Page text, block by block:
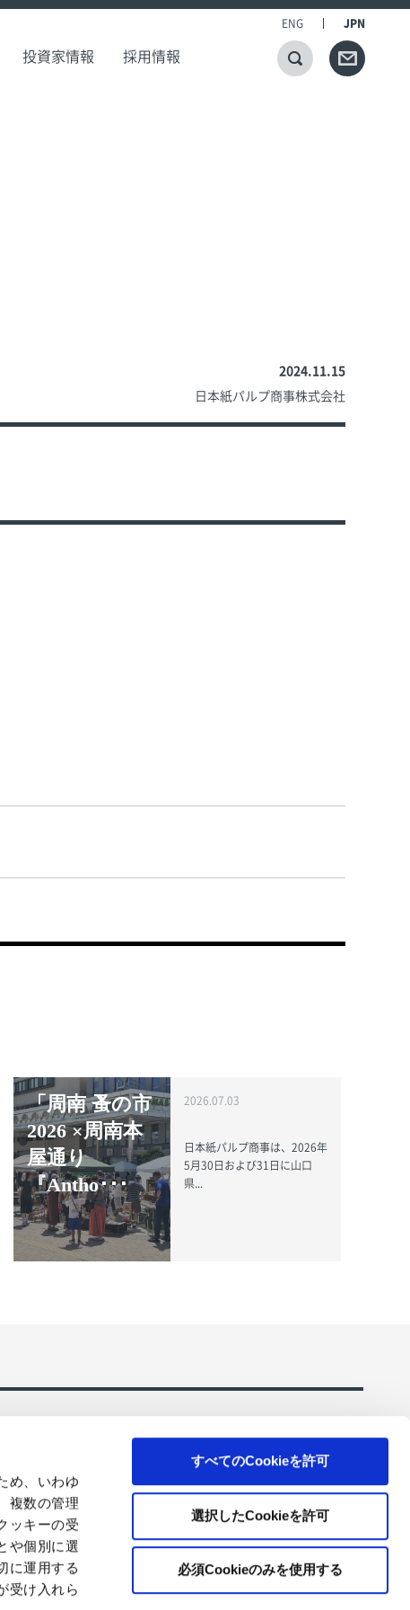
め、いわゆ
複数の管理
ッキーの受
や個別に選
に運用する
受け入れら
すべてのCookieを許可
選択したCookieを許可
必須Cookieのみを使用する
投資家情報 採用情報
ENG JPN
2024.11.15
日本紙パルプ商事株式会社
「周南 蚤の市
2026 ×周南本
屋通り
『Antho･･･
2026.07.03
日本紙パルプ商事は、2026年
5月30日および31日に山口
県...
ションのご
コアレックスの環境にやさしいトイレットペーパ
ー・ティシューを販売